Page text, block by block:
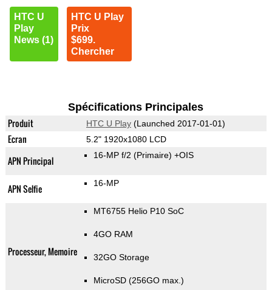
HTC U
Play
News (1)
HTC U Play
Prix
$699.
Chercher
Spécifications Principales
Produit HTC U Play(Launched 2017-01-01)
Ecran 5.2" 1920x1080 LCD
APN Principal 16-MP f/2 (Primaire) +OIS
APN Selfie 16-MP
Processeur, Memoire
MT6755 Helio P10 SoC
4GO RAM
32GO Storage
MicroSD (256GO max.)